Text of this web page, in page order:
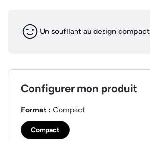
Un soufllant au design compact
Configurer mon produit
Format : Compact
Compact